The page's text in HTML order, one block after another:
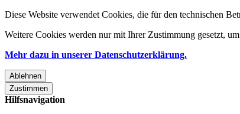
Diese Website verwendet Cookies, die für den technischen
Weitere Cookies werden nur mit Ihrer Zustimmung gesetzt,
Mehr dazu in unserer Datenschutzerklärung.
Ablehnen
Zustimmen
Hilfsnavigation